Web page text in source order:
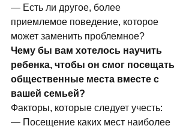
— Есть ли другое, более
приемлемое поведение, которое
может заменить проблемное?
Чему бы вам хотелось научить
ребенка, чтобы он смог посещать
общественные места вместе с
вашей семьей?
Факторы, которые следует учесть:
— Посещение каких мест наиболее